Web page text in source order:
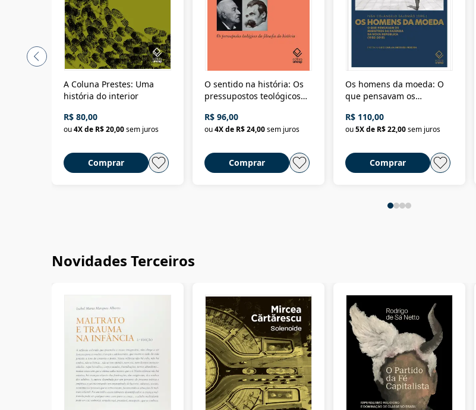
A Coluna Prestes: Uma
história do interior
R$ 80,00
ou4X de R$ 20,00sem juros
Comprar
O sentido na história: Os
pressupostos teológicos
R$ 96,00
ou4X de R$ 24,00sem juros
Comprar
Os homens da moeda: O
que pensavam os
Nova República (1985-
2018)
R$ 110,00
ou5X de R$ 22,00sem juros
Comprar
Novidades Terceiros